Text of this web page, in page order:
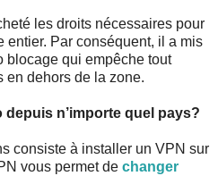
les droits nécessaires pour
entier. Par conséquent, il a mis
blocage qui empêche tout
en dehors de la zone.
n’importe quel pays?
consiste à installer un VPN sur
vous permet de changer